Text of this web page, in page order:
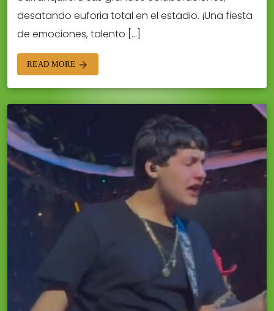
desatando euforia total en el estadio. ¡Una fiesta
de emociones, talento […]
READ MORE arrow_forward